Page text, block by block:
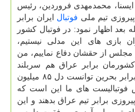
محمدمهدی فروردین، رئیس
تیم ملی فوتبال ایران برابر
اظهار نمود: در فوتبال کشور
بازی های این مدلی نیستیم،
مجلس از حقشان دفاع نماییم، من
برابر عراق هم سربلند
بیرون خواهد آمد، همان گونه که برابر بحرین توانست دل ۸۵ میلیون
فوتبالیست های ما این است که
برابر تیم عراق بدهند و این